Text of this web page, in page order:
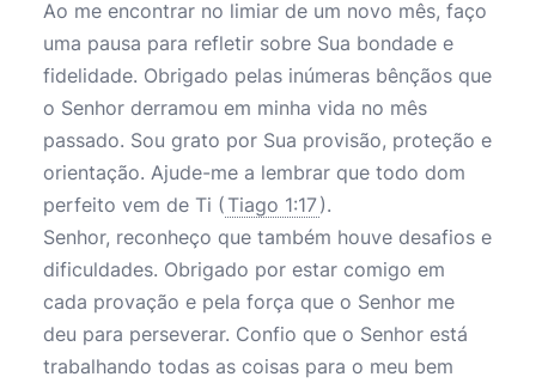
Ao me encontrar no limiar de um novo mês, faço
uma pausa para refletir sobre Sua bondade e
fidelidade. Obrigado pelas inúmeras bênçãos que
o Senhor derramou em minha vida no mês
passado. Sou grato por Sua provisão, proteção e
orientação. Ajude-me a lembrar que todo dom
perfeito vem de Ti ( Tiago 1:17).
Senhor, reconheço que também houve desafios e
dificuldades. Obrigado por estar comigo em
cada provação e pela força que o Senhor me
deu para perseverar. Confio que o Senhor está
trabalhando todas as coisas para o meu bem